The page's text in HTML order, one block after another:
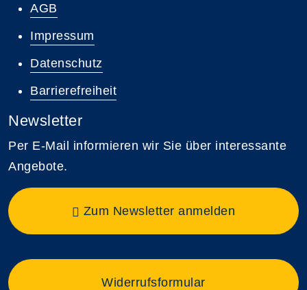
AGB
Impressum
Datenschutz
Barrierefreiheit
Newsletter
Per E-Mail informieren wir Sie über interessante
Angebote.
Zum Newsletter anmelden
Widerrufsformular